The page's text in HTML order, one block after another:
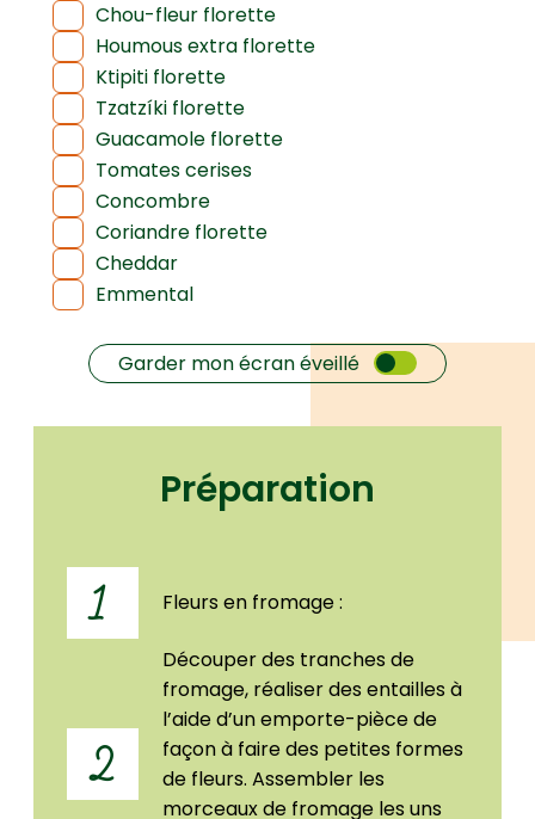
Chou-fleur florette
Houmous extra florette
Ktipiti florette
Tzatzíki florette
Guacamole florette
Tomates cerises
Concombre
Coriandre florette
Cheddar
Emmental
Garder mon écran éveillé
Préparation
1 Fleurs en fromage :
2
Découper des tranches de
fromage, réaliser des entailles à
l’aide d’un emporte-pièce de
façon à faire des petites formes
de fleurs. Assembler les
morceaux de fromage les uns